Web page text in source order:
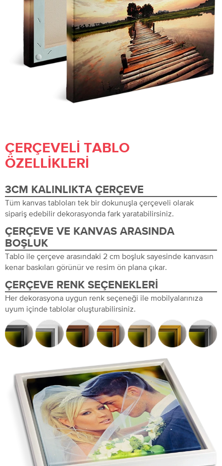
ÇERÇEVELI TABLO
ÖZELLIKLERI
3CM KALINLIKTA ÇERÇEVE
Tüm kanvas tabloları tek bir dokunuşla çerçeveli olarak
sipariş edebilir dekorasyonda fark yaratabilirsiniz.
ÇERÇEVE VE KANVAS ARASINDA
BOŞLUK
Tablo ile çerçeve arasındaki 2 cm boşluk sayesinde kanvasın
kenar baskıları görünür ve resim ön plana çıkar.
ÇERÇEVE RENK SEÇENEKLERI
Her dekorasyona uygun renk seçeneği ile mobilyalarınıza
uyum içinde tablolar oluşturabilirsiniz.